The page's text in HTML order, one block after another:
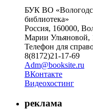
БУК ВО
библиотека»
Россия, 160000,
Марии Ульяновой,
Телефон для
8(8172)21-17-69
Adm@booksite.ru
ВКонтакте
Видеохостинг
реклама